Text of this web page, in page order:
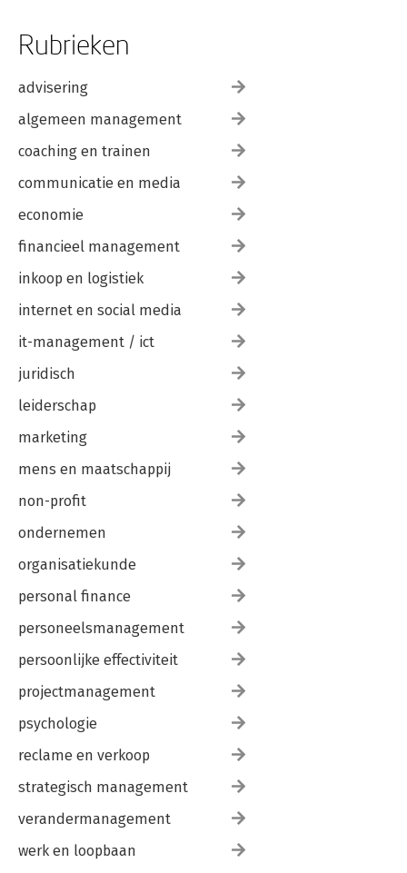
Rubrieken
advisering
algemeen management
coaching en trainen
communicatie en media
economie
financieel management
inkoop en logistiek
internet en social media
it-management / ict
juridisch
leiderschap
marketing
mens en maatschappij
non-profit
ondernemen
organisatiekunde
personal finance
personeelsmanagement
persoonlijke effectiviteit
projectmanagement
psychologie
reclame en verkoop
strategisch management
verandermanagement
werk en loopbaan